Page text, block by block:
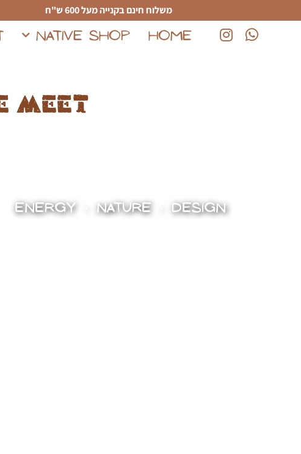
משלוח חינם בקנייה מעל 600 ש"ח
(נפתח בחלון חדש)
(נפתח בחלון חדש)
HOME
NATIVE SHOP
meet
ENERGY • NATURE • DESIGN